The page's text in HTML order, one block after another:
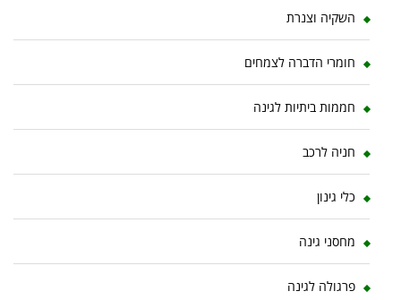
השקיה וצנרת
חומרי הדברה לצמחים
חממות ביתיות לגינה
חניה לרכב
כלי גינון
מחסני גינה
פרגולה לגינה